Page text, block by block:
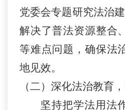
党委会专题研究法治
解决了普法资源整合
等难点问题，确保法
地见效。
（二） 深化法治教育
坚持把学法用法